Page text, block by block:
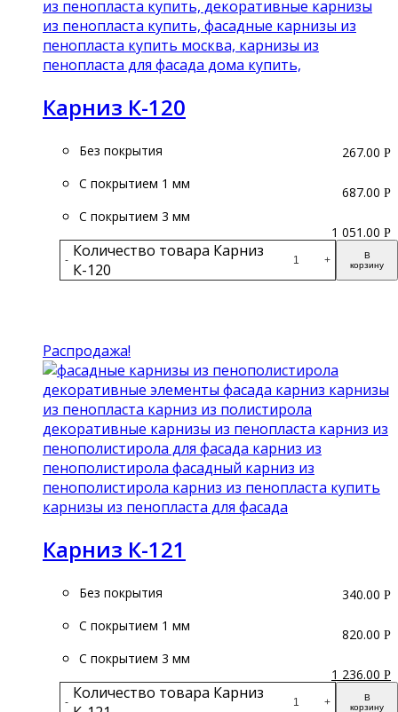
Карниз К-120
Без покрытия
С покрытием 1 мм
С покрытием 3 мм
- Количество товара Карниз
К-120
+
В
корзину
267.00 Р
687.00 Р
1 051.00 Р
Распродажа!
Карниз К-121
Без покрытия
С покрытием 1 мм
С покрытием 3 мм
- Количество товара Карниз
+
В
корзину
340.00 Р
820.00 Р
1 236.00 Р